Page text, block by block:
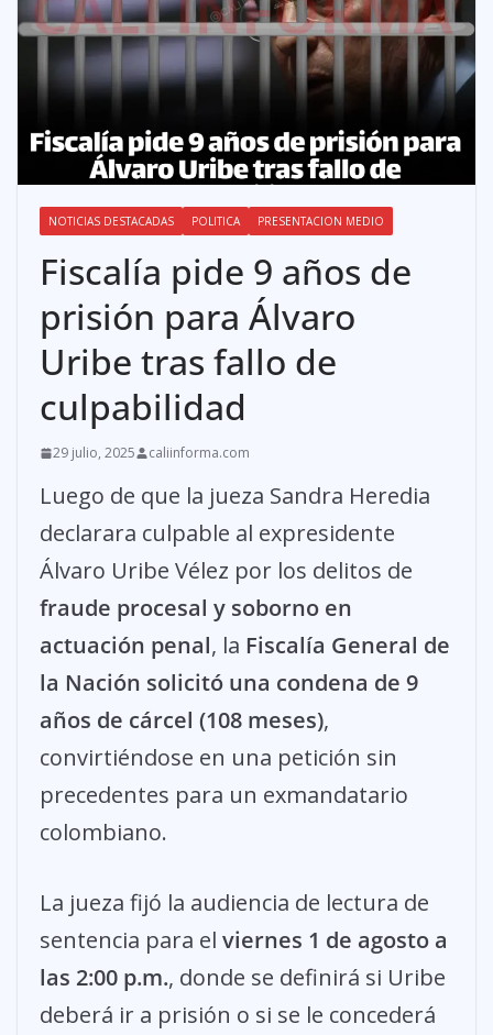
NOTICIAS DESTACADAS POLITICA PRESENTACION MEDIO
Fiscalía pide 9 años de
prisión para Álvaro
Uribe tras fallo de
culpabilidad
29 julio, 2025 caliinforma.com
Luego de que la jueza Sandra Heredia
declarara culpable al expresidente
Álvaro Uribe Vélez por los delitos de
fraude procesal y soborno en
actuación penal, la Fiscalía General de
la Nación solicitó una condena de 9
años de cárcel (108 meses),
convirtiéndose en una petición sin
precedentes para un exmandatario
colombiano.
La jueza fijó la audiencia de lectura de
sentencia para el viernes 1 de agosto a
las 2:00 p.m., donde se definirá si Uribe
deberá ir a prisión o si se le concederá